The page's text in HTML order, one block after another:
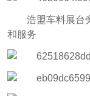
浩盟车料展台
和服务